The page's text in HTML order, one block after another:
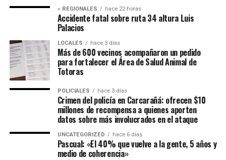
» REGIONALES hace 22 horas
Accidente fatal sobre ruta 34 altura Luis
Palacios
LOCALES hace 3 días
Más de 600 vecinos acompañaron un pedido
para fortalecer el Área de Salud Animal de
Totoras
POLICIALES hace 3 días
Crimen del policía en Carcarañá: ofrecen $10
millones de recompensa a quienes aporten
datos sobre más involucrados en el ataque
UNCATEGORIZED hace 6 días
Pascual: «El 40% que vuelve a la gente, 5 años y
medio de coherencia»